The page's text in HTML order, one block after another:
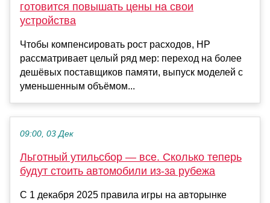
готовится повышать цены на свои
устройства
Чтобы компенсировать рост расходов, HP
рассматривает целый ряд мер: переход на более
дешёвых поставщиков памяти, выпуск моделей с
уменьшенным объёмом...
09:00, 03 Дек
Льготный утильсбор — все. Сколько теперь
будут стоить автомобили из-за рубежа
С 1 декабря 2025 правила игры на авторынке